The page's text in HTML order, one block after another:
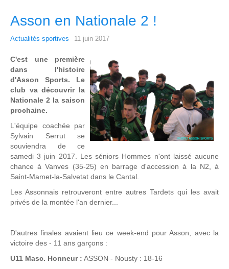
Asson en Nationale 2 !
Actualités sportives 11 juin 2017
C'est une première
dans l'histoire
d'Asson Sports. Le
club va découvrir la
Nationale 2 la saison
prochaine.
L'équipe coachée par
Sylvain Serrut se
souviendra de ce
samedi 3 juin 2017. Les séniors Hommes n'ont laissé aucune
chance à Vanves (35-25) en barrage d'accession à la N2, à
Saint-Mamet-la-Salvetat dans le Cantal.
Les Assonnais retrouveront entre autres Tardets qui les avait
privés de la montée l'an dernier...
D'autres finales avaient lieu ce week-end pour Asson, avec la
victoire des - 11 ans garçons :
U11 Masc. Honneur : ASSON - Nousty : 18-16